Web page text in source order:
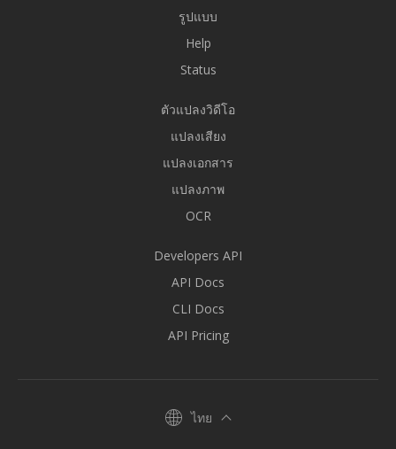
รูปแบบ
Help
Status
ตัวแปลงวิดีโอ
แปลงเสียง
แปลงเอกสาร
แปลงภาพ
OCR
Developers API
API Docs
CLI Docs
API Pricing
ไทย